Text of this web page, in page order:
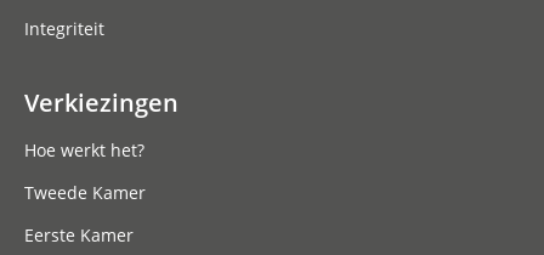
Integriteit
Verkiezingen
Hoe werkt het?
Tweede Kamer
Eerste Kamer